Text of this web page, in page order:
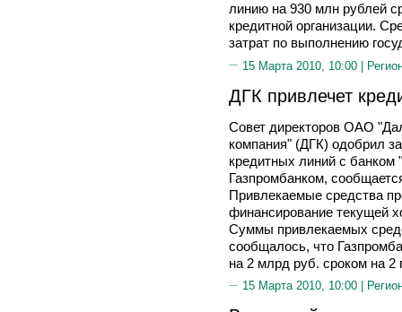
линию на 930 млн рублей
кредитной организации.
затрат по выполнению
15 Марта 2010, 10:00 |
ДГК привлечет
Совет директоров ОАО
компания" (ДГК) одобрил
кредитных линий с
Газпромбанком,
Привлекаемые средства
финансирование текущей
Суммы привлекаемых
сообщалось, что
на 2 млрд руб. сроком на 2
15 Марта 2010, 10:00 |